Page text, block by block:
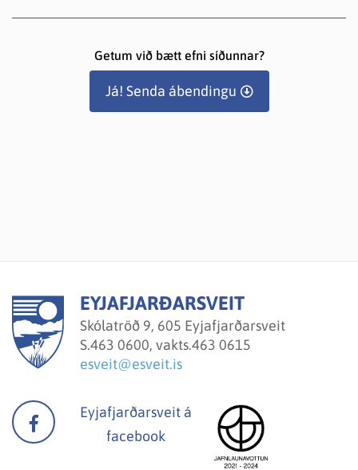
Getum við bætt efni síðunnar?
Já! Senda ábendingu
EYJAFJARÐARSVEIT
Skólatröð 9, 605 Eyjafjarðarsveit
S.463 0600, vakts.463 0615
esveit@esveit.is
Eyjafjarðarsveit á
facebook